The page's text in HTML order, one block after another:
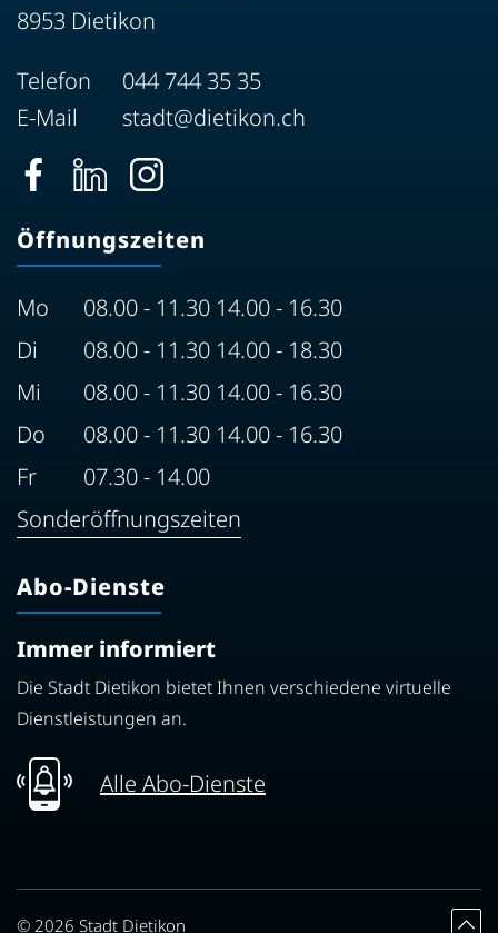
8953 Dietikon
Telefon
044 744 35 35
E-Mail
stadt@dietikon.ch
Öffnungszeiten
Mo
08.00 - 11.30 14.00 - 16.30
Di
08.00 - 11.30 14.00 - 18.30
Mi
08.00 - 11.30 14.00 - 16.30
Do
08.00 - 11.30 14.00 - 16.30
Fr
07.30 - 14.00
Sonderöffnungszeiten
Abo-Dienste
Immer informiert
Die Stadt Dietikon bietet Ihnen verschiedene virtuelle
Dienstleistungen an.
Alle Abo-Dienste
© 2026 Stadt Dietikon